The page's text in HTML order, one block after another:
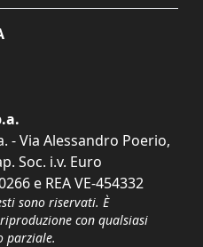
- Via Alessandro Poerio,
Soc. i.v. Euro
e REA VE-454332
sono riservati. È
con qualsiasi
parziale.